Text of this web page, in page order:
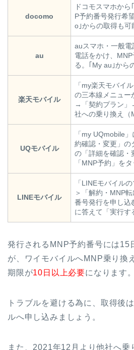
docomo
ドコモスマホから｢
P予約番号発行希
o｣からの取得も可
au
auスマホ・一般電
電話をかけ、
る。｢My au｣から
楽天モバイル
「my楽天モバイ
の三本線メニュー
→「契約プラン
社への乗り換え（
UQモバイル
「my UQmobile
約確認・変更」の
の「詳細を確認・
「MNP予約」を
LINEモバイル
「LINEモバイル
＞「解約・MNP
番号発行を申し込
に答えて「実行す
発行されるMNP予約番号には15
が、ワイモバイルへMNP乗り換
期限が10日以上必要になります。
トラブルを避ける為に、取得後
ルへ申し込みましょう。
また、2021年12月より他社へ乗